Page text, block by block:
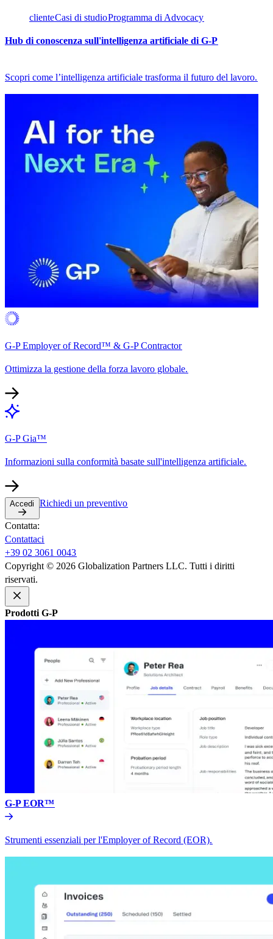
cliente​​Casi di studio​​Programma di Advocacy​​
Hub di conoscenza sull'intelligenza artificiale di G-P​​
Scopri come l’intelligenza artificiale trasforma il futuro del lavoro.​​
G-P Employer of Record™ & G-P Contractor​​
Ottimizza la gestione della forza lavoro globale.​​
G-P Gia™​​
Informazioni sulla conformità basate sull'intelligenza artificiale.​​
Accedi​​ Richiedi un preventivo​​
Contatta:​​
Contattaci​​
+39 02 3061 0043​​
Copyright © 2026 Globalization Partners LLC. Tutti i diritti
riservati.​​
Prodotti G-P​​
G-P EOR™​​
Strumenti essenziali per l'Employer of Record (EOR).​​